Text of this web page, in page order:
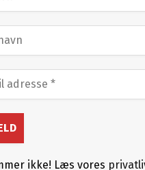
ikke! Læs vores